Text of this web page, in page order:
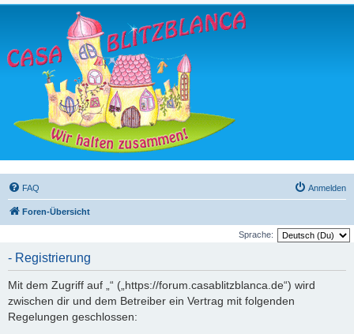
FAQ Anmelden
Foren-Übersicht
Sprache:
- Registrierung
Mit dem Zugriff auf „“ („https://forum.casablitzblanca.de“) wird
zwischen dir und dem Betreiber ein Vertrag mit folgenden
Regelungen geschlossen: